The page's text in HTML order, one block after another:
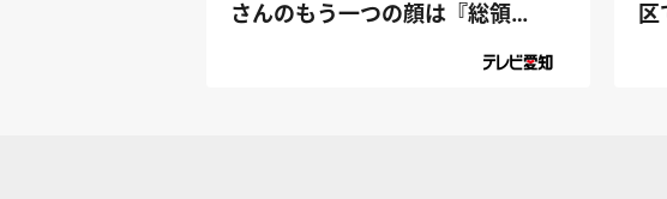
さんのもう一つの顔は『総領